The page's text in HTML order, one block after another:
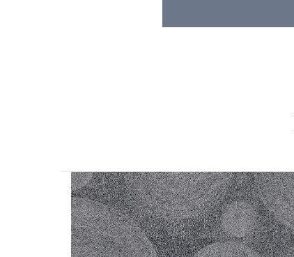
Accesorios de Cocina
Mona
Lina